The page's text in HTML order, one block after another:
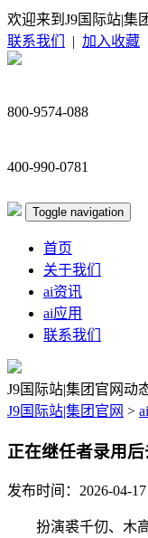
欢迎来到J9国际站|集
联系我们
| 加入收藏
800-9574-088
400-990-0781
Toggle navigation
首页
关于我们
ai资讯
ai应用
联系我们
J9国际站|集团官网动
J9国际站|集团官网 >
正在继任者录用后
发布时间：2026-04-
扮演裘千仞、木高